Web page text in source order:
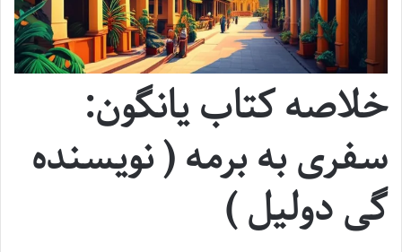
خلاصه کتاب یانگون:
سفری به برمه ( نویسنده
گی دولیل )